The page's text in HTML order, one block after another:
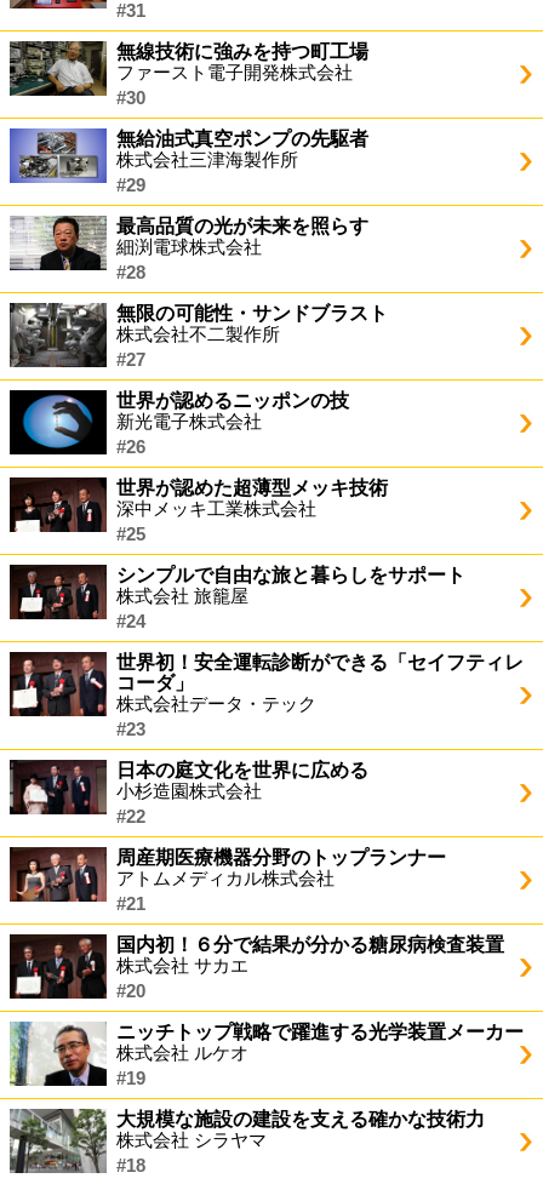
#31
無線技術に強みを持つ町工場
ファースト電子開発株式会社
#30
無給油式真空ポンプの先駆者
株式会社三津海製作所
#29
最高品質の光が未来を照らす
細渕電球株式会社
#28
無限の可能性・サンドブラスト
株式会社不二製作所
#27
世界が認めるニッポンの技
新光電子株式会社
#26
世界が認めた超薄型メッキ技術
深中メッキ工業株式会社
#25
シンプルで自由な旅と暮らしをサポート
株式会社 旅籠屋
#24
世界初！安全運転診断ができる「セイフティレ
コーダ」
株式会社データ・テック
#23
日本の庭文化を世界に広める
小杉造園株式会社
#22
周産期医療機器分野のトップランナー
アトムメディカル株式会社
#21
国内初！６分で結果が分かる糖尿病検査装置
株式会社 サカエ
#20
ニッチトップ戦略で躍進する光学装置メーカー
株式会社 ルケオ
#19
大規模な施設の建設を支える確かな技術力
株式会社 シラヤマ
#18